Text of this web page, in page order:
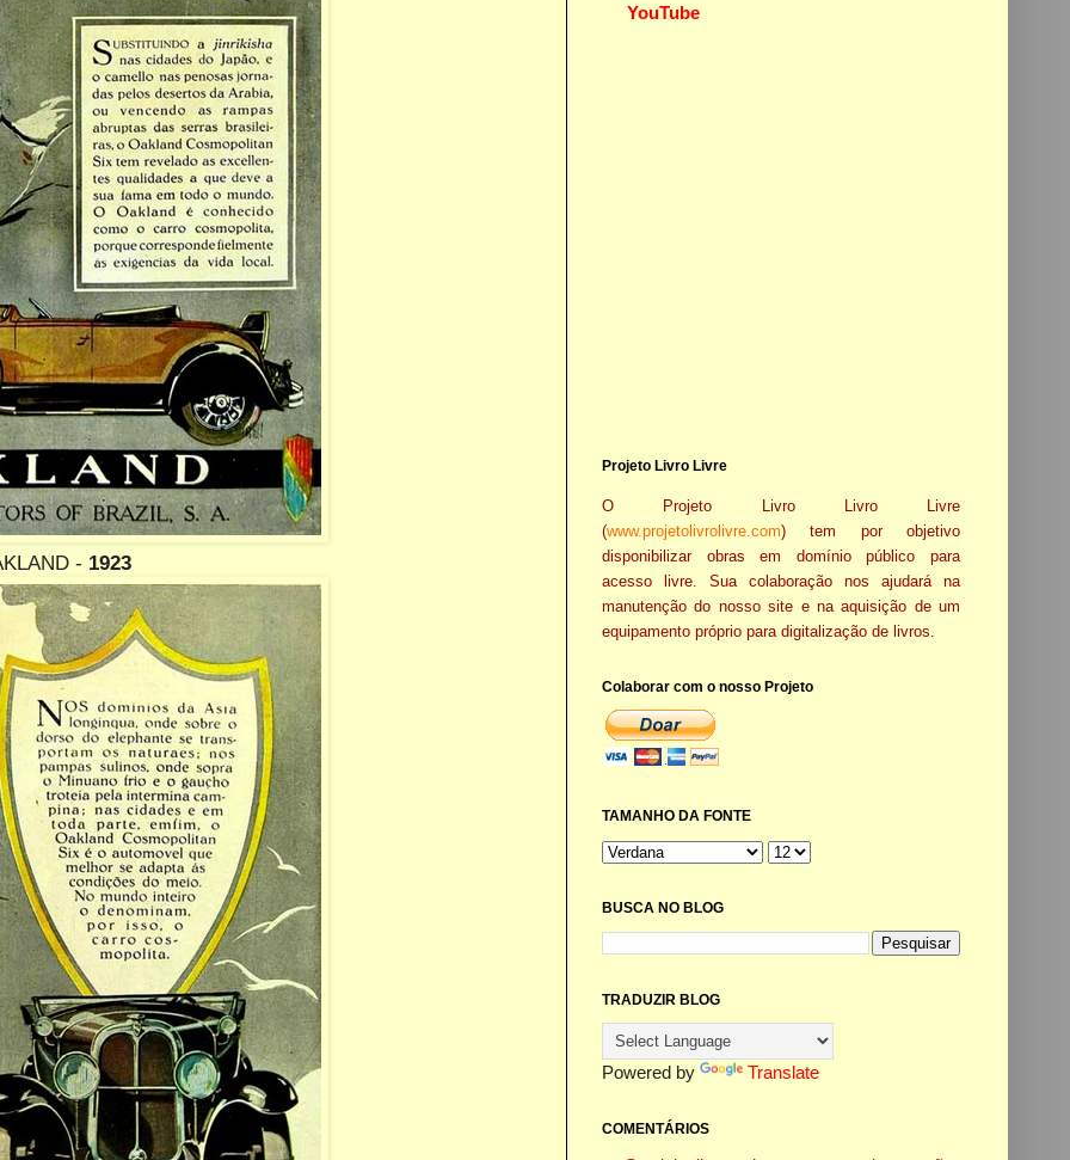
- 1923
YouTube
Projeto Livro Livre
O Projeto Livro Livro Livre
(www.projetolivrolivre.com) tem por objetivo
disponibilizar obras em domínio público para
acesso livre. Sua colaboração nos ajudará na
manutenção do nosso site e na aquisição de um
equipamento próprio para digitalização de livros.
Colaborar com o nosso Projeto
TAMANHO DA FONTE
BUSCA NO BLOG
TRADUZIR BLOG
Powered by Translate
COMENTÁRIOS